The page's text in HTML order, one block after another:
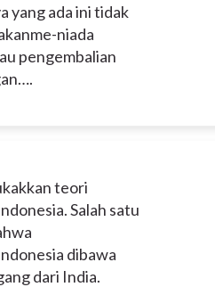
yang ada ini tidak
niada
pengembalian
teori
Salah satu
dibawa
dari India.